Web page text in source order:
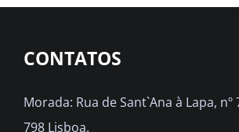
The
may
chosen
CONTATOS
Morada: Rua de Sant`Ana à Lapa, nº
798 Lisboa.